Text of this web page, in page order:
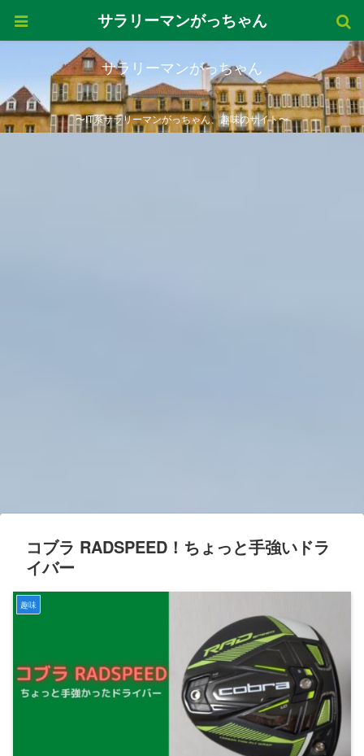
サラリーマンがっちゃん
〜IT系サラリーマンがっちゃん、趣味のサイト〜
コブラ RADSPEED！ちょっと手強いドラ
イバー
趣味
サラリーマンがっちゃん